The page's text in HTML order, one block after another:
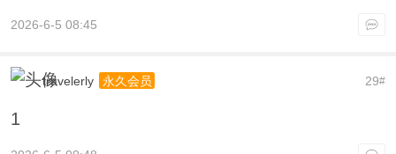
2026-6-5 08:45
29#
travelerly 永久会员
1